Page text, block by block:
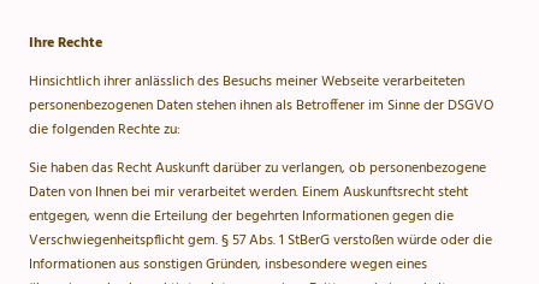
Ihre Rechte
Hinsichtlich ihrer anlässlich des Besuchs meiner Webseite verarbeiteten
personenbezogenen Daten stehen ihnen als Betroffener im Sinne der DSGVO
die folgenden Rechte zu:
Sie haben das Recht Auskunft darüber zu verlangen, ob personenbezogene
Daten von Ihnen bei mir verarbeitet werden. Einem Auskunftsrecht steht
entgegen, wenn die Erteilung der begehrten Informationen gegen die
Verschwiegenheitspflicht gem. § 57 Abs. 1 StBerG verstoßen würde oder die
Informationen aus sonstigen Gründen, insbesondere wegen eines